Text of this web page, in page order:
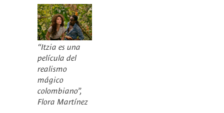
“Itzia es una
película del
realismo
mágico
colombiano”,
Flora Martínez